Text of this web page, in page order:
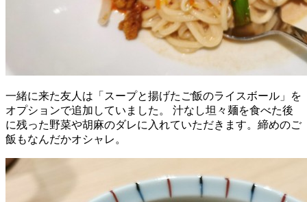
一緒に来た友人は「スープと揚げたご飯のライスボール」を
オプションで追加していました。 汁なし坦々麺を食べた後
に残った野菜や胡麻のダレに入れていただきます。締めのご
飯もなんだかオシャレ。